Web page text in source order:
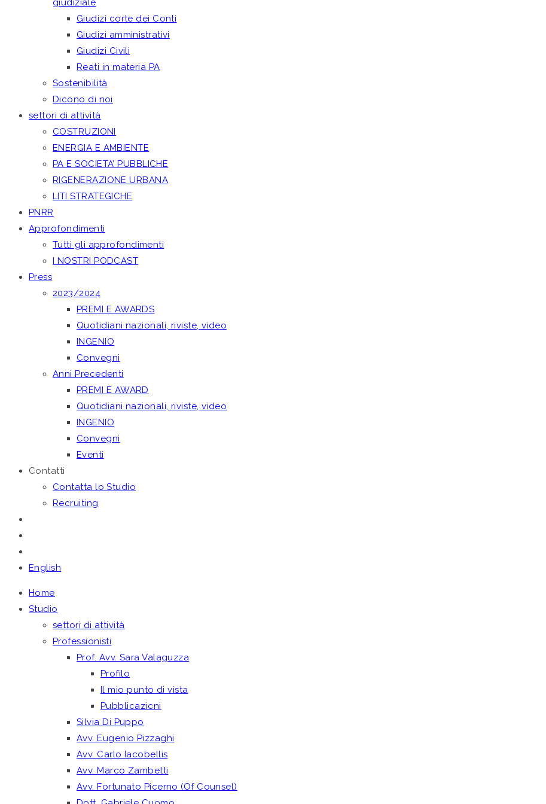
giudiziale
Giudizi corte dei Conti
Giudizi amministrativi
Giudizi Civili
Reati in materia PA
Sostenibilità
Dicono di noi
settori di attività
COSTRUZIONI
ENERGIA E AMBIENTE
PA E SOCIETA’ PUBBLICHE
RIGENERAZIONE URBANA
LITI STRATEGICHE
PNRR
Approfondimenti
Tutti gli approfondimenti
I NOSTRI PODCAST
Press
2023/2024
PREMI E AWARDS
Quotidiani nazionali, riviste, video
INGENIO
Convegni
Anni Precedenti
PREMI E AWARD
Quotidiani nazionali, riviste, video
INGENIO
Convegni
Eventi
Contatti
Contatta lo Studio
Recruiting
English
Home
Studio
settori di attività
Professionisti
Prof. Avv. Sara Valaguzza
Profilo
Il mio punto di vista
Pubblicazioni
Silvia Di Puppo
Avv. Eugenio Pizzaghi
Avv. Carlo Iacobellis
Avv. Marco Zambetti
Avv. Fortunato Picerno (Of Counsel)